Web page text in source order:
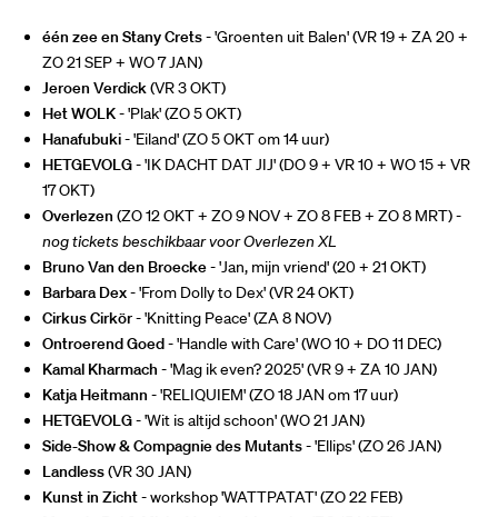
één zee en Stany Crets- 'Groenten uit Balen' (VR 19 + ZA 20 +
ZO 21 SEP + WO 7 JAN)
Jeroen Verdick(VR 3 OKT)
Het WOLK- 'Plak' (ZO 5 OKT)
Hanafubuki- 'Eiland' (ZO 5 OKT om 14 uur)
HETGEVOLG- 'IK DACHT DAT JIJ' (DO 9 + VR 10 + WO 15 + VR
17 OKT)
Overlezen(ZO 12 OKT + ZO 9 NOV + ZO 8 FEB + ZO 8 MRT) -
nog tickets beschikbaar voor Overlezen XL
Bruno Van den Broecke- 'Jan, mijn vriend' (20 + 21 OKT)
Barbara Dex- 'From Dolly to Dex' (VR 24 OKT)
Cirkus Cirkör- 'Knitting Peace' (ZA 8 NOV)
Ontroerend Goed- 'Handle with Care' (WO 10 + DO 11 DEC)
Kamal Kharmach - 'Mag ik even? 2025' (VR 9 + ZA 10 JAN)
Katja Heitmann- 'RELIQUIEM' (ZO 18 JAN om 17 uur)
HETGEVOLG- 'Wit is altijd schoon' (WO 21 JAN)
Side-Show & Compagnie des Mutants- 'Ellips' (ZO 26 JAN)
Landless(VR 30 JAN)
Kunst in Zicht- workshop 'WATTPATAT' (ZO 22 FEB)